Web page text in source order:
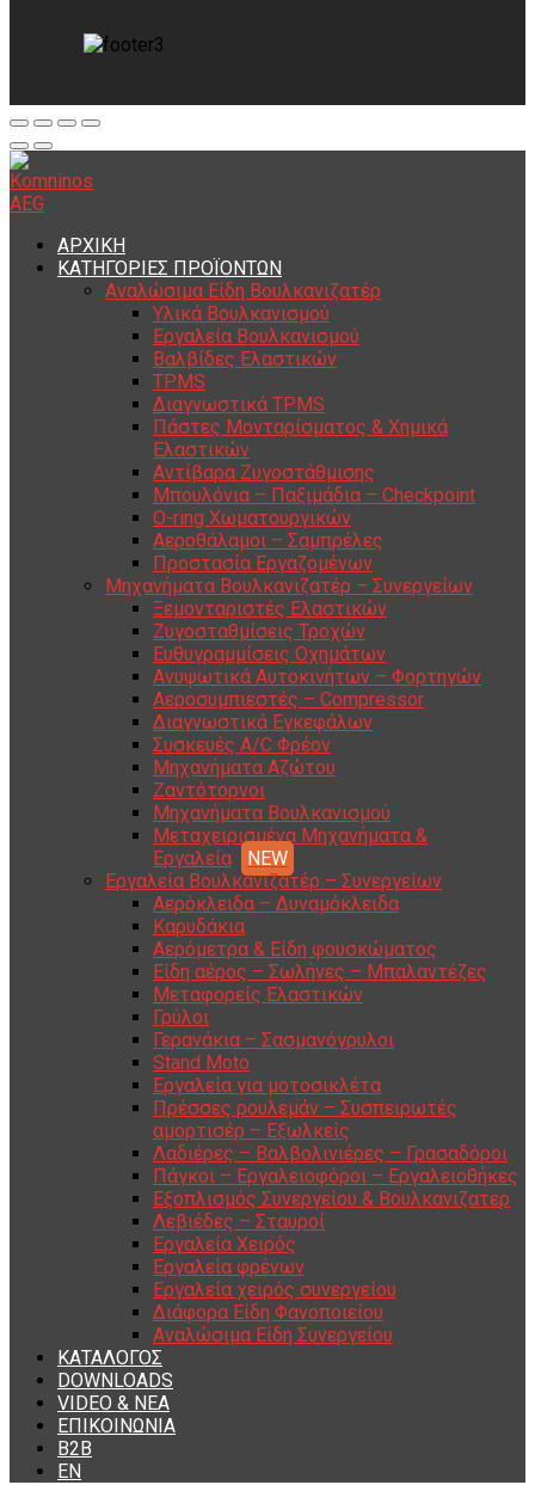
ΑΡΧΙΚΗ
ΚΑΤΗΓΟΡΙΕΣ ΠΡΟΪΟΝΤΩΝ
Αναλώσιμα Είδη Βουλκανιζατέρ
Υλικά Βουλκανισμού
Εργαλεία Βουλκανισμού
Βαλβίδες Ελαστικών
TPMS
Διαγνωστικά TPMS
Πάστες Μονταρίσματος & Χημικά
Ελαστικών
Αντίβαρα Ζυγοστάθμισης
Μπουλόνια – Παξιμάδια – Checkpoint
O-ring Χωματουργικών
Αεροθάλαμοι – Σαμπρέλες
Προστασία Εργαζομένων
Μηχανήματα Βουλκανιζατέρ – Συνεργείων
Ξεμονταριστές Ελαστικών
Ζυγοσταθμίσεις Τροχών
Ευθυγραμμίσεις Οχημάτων
Ανυψωτικά Αυτοκινήτων – Φορτηγών
Αεροσυμπιεστές – Compressor
Διαγνωστικά Εγκεφάλων
Συσκευές A/C Φρέον
Μηχανήματα Αζώτου
Ζαντότορνοι
Μηχανήματα Βουλκανισμού
Μεταχειρισμένα Μηχανήματα &
Εργαλεία
Εργαλεία Βουλκανιζατέρ – Συνεργείων
Αερόκλειδα – Δυναμόκλειδα
Καρυδάκια
Αερόμετρα & Είδη φουσκώματος
Είδη αέρος – Σωλήνες – Μπαλαντέζες
Μεταφορείς Ελαστικών
Γρύλοι
Γερανάκια – Σασμανόγρυλοι
Stand Moto
Εργαλεία για μοτοσικλέτα
Πρέσσες ρουλεμάν – Συσπειρωτές
αμορτισέρ – Εξωλκείς
Λαδιέρες – Βαλβολινιέρες – Γρασαδόροι
Πάγκοι – Εργαλειοφόροι – Εργαλειοθήκες
Εξοπλισμός Συνεργείου & Βουλκανιζατερ
Λεβιέδες – Σταυροί
Εργαλεία Χειρός
Εργαλεία φρένων
Εργαλεία χειρός συνεργείου
Διάφορα Είδη Φανοποιείου
Αναλώσιμα Είδη Συνεργείου
ΚΑΤΑΛΟΓΟΣ
DOWNLOADS
VIDEO & ΝΕΑ
ΕΠΙΚΟΙΝΩΝΙΑ
B2B
ΕΝ